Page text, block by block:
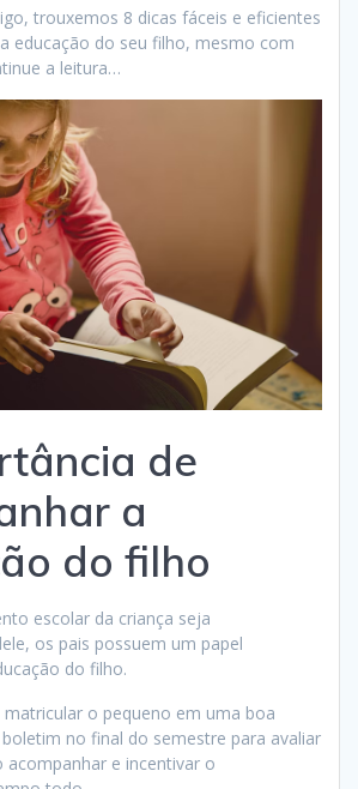
trouxemos 8 dicas fáceis e eficientes
educação do seu filho, mesmo com
a leitura…
de
a
do filho
escolar da criança seja
os pais possuem um papel
do filho.
matricular o pequeno em uma boa
no final do semestre para avaliar
acompanhar e incentivar o